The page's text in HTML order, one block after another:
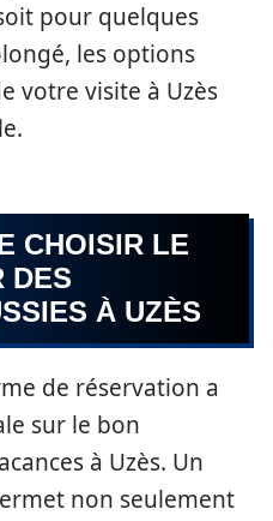
pour quelques
les options
votre visite à Uzès
CHOISIR LE
DES
À UZÈS
de réservation a
sur le bon
à Uzès. Un
non seulement